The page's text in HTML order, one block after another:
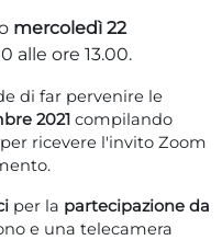
mercoledì 22
alle ore 13.00.
di far pervenire le
2021 compilando
ricevere l'invito Zoom
per la partecipazione da
e una telecamera